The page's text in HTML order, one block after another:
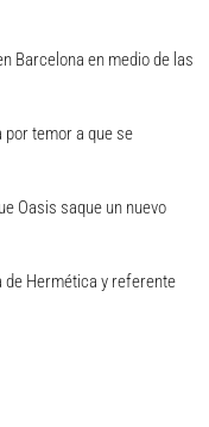
Barcelona en medio de las
por temor a que se
Oasis saque un nuevo
de Hermética y referente